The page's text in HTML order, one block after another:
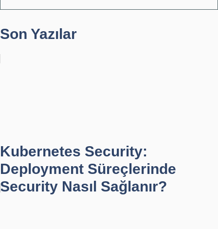
Son Yazılar
Kubernetes Security:
Deployment Süreçlerinde
Security Nasıl Sağlanır?